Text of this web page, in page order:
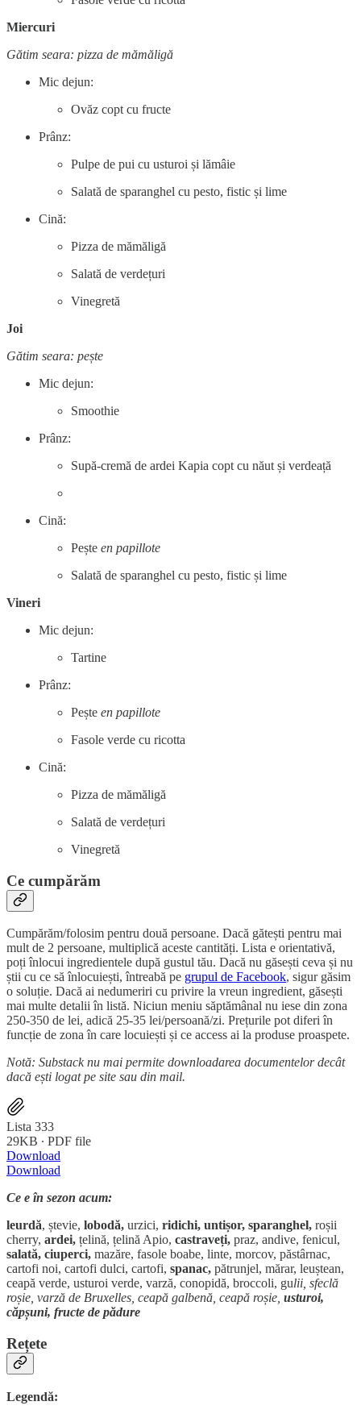
Miercuri
Gătim seara: pizza de mămăligă
Mic dejun:
Ovăz copt cu fructe
Prânz:
Pulpe de pui cu usturoi și lămâie
Salată de sparanghel cu pesto, fistic și lime
Cină:
Pizza de mămăligă
Salată de verdețuri
Vinegretă
Joi
Gătim seara: pește
Mic dejun:
Smoothie
Prânz:
Supă-cremă de ardei Kapia copt cu năut și verdeață
Cină:
Pește en papillote
Salată de sparanghel cu pesto, fistic și lime
Vineri
Mic dejun:
Tartine
Prânz:
Pește en papillote
Fasole verde cu ricotta
Cină:
Pizza de mămăligă
Salată de verdețuri
Vinegretă
Ce cumpărăm
Cumpărăm/folosim pentru două persoane. Dacă gătești pentru mai
mult de 2 persoane, multiplică aceste cantități. Lista e orientativă,
poți înlocui ingredientele după gustul tău. Dacă nu găsești ceva și nu
știi cu ce să înlocuiești, întreabă pe grupul de Facebook, sigur găsim
o soluție. Dacă ai nedumeriri cu privire la vreun ingredient, găsești
mai multe detalii în listă. Niciun meniu săptămânal nu iese din zona
250-350 de lei, adică 25-35 lei/persoană/zi. Prețurile pot diferi în
funcție de zona în care locuiești și ce access ai la produse proaspete.
Notă: Substack nu mai permite downloadarea documentelor decât
dacă ești logat pe site sau din mail.
Lista 333
29KB ∙ PDF file
Download
Download
Ce e în sezon acum:
leurdă, ștevie, lobodă, urzici, ridichi, untișor, sparanghel, roșii
cherry, ardei, țelină, țelină Apio, castraveți, praz, andive, fenicul,
salată, ciuperci, mazăre, fasole boabe, linte, morcov, păstârnac,
cartofi noi, cartofi dulci, cartofi, spanac, pătrunjel, mărar, leuștean,
ceapă verde, usturoi verde, varză, conopidă, broccoli, gulii, sfeclă
roșie, varză de Bruxelles, ceapă galbenă, ceapă roșie, usturoi,
căpșuni, fructe de pădure
Rețete
Legendă: